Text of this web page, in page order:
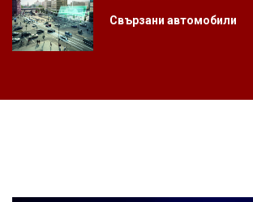
Свързани автомобили